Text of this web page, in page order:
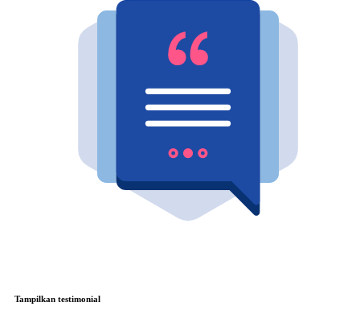
Tampilkan testimonial